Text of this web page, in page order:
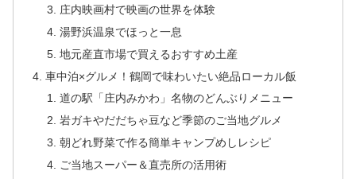
庄内映画村で映画の世界を体験
湯野浜温泉でほっと一息
地元産直市場で買えるおすすめ土産
車中泊×グルメ！鶴岡で味わいたい絶品ローカル飯
道の駅「庄内みかわ」名物のどんぶりメニュー
岩ガキやだだちゃ豆など季節のご当地グルメ
朝どれ野菜で作る簡単キャンプめしレシピ
ご当地スーパー＆直売所の活用術